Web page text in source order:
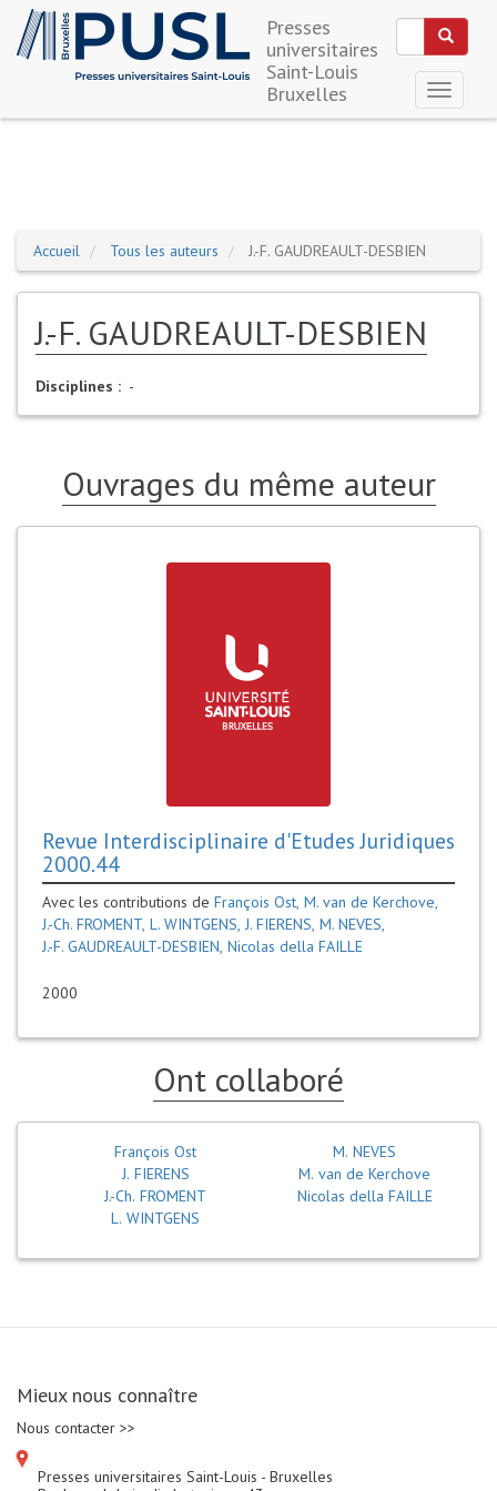
contenu
Presses
universitaires
Saint-Louis
Bruxelles
Search
Toggle
Accueil Tous les auteurs J.-F. GAUDREAULT-DESBIEN
J.-F. GAUDREAULT-DESBIEN
Disciplines -
Ouvrages du même auteur
Revue Interdisciplinaire d'Etudes Juridiques
2000.44
Qualificatif
Avec les contributions de
Auteur François Ost M. van de Kerchove
J.-Ch. FROMENT L. WINTGENS J. FIERENS M. NEVES
J.-F. GAUDREAULT-DESBIEN Nicolas della FAILLE
2000
Ont collaboré
François Ost
J. FIERENS
J.-Ch. FROMENT
L. WINTGENS
M. NEVES
M. van de Kerchove
Nicolas della FAILLE
Mieux nous connaître
Nous contacter >>
Presses universitaires Saint-Louis - Bruxelles